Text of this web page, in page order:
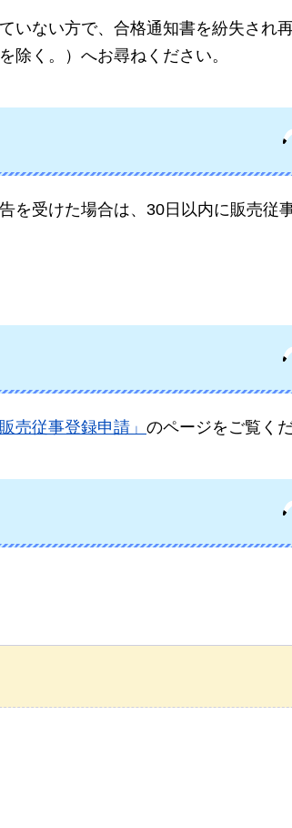
いない方で、合格通知書を紛失され
除く。）へお尋ねください。
を受けた場合は、30日以内に販売従
売従事登録申請」 のページをご覧く